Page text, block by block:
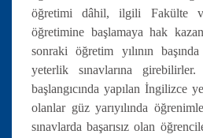
öğretimi dâhil, ilgili Fakülte
öğretimine başlamaya hak
sonraki öğretim yılının
yeterlik sınavlarına
başlangıcında yapılan İngilizce
olanlar güz yarıyılında
sınavlarda başarısız olan